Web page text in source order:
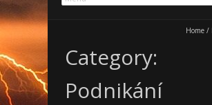
Home /
Category:
Podnikání